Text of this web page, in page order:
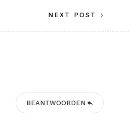
NEXT POST
BEANTWOORDEN